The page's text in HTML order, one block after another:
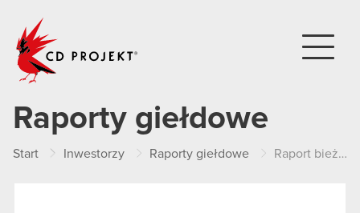
Raporty giełdowe
Start Inwestorzy Raporty giełdowe Raport bieżący nr 35/2023